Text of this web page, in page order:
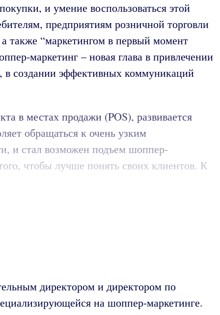
и умение воспользоваться этой
предприятиям розничной торговли
также “маркетингом в первый момент
маркетинг – новая глава в привлечении
в создании эффективных коммуникаций
в местах продажи (POS), развивается
обращаться к очень узким
и стал возможен подъем шоппер-
чтобы лучше понять своих клиентов. К
директором и директором по
на шоппер-маркетинге.